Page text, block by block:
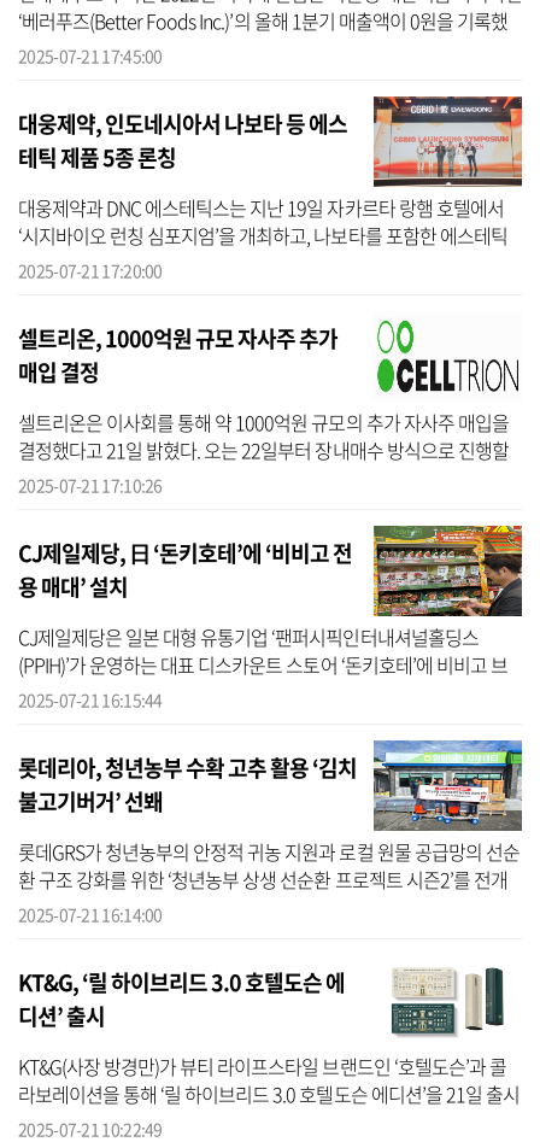
‘베러푸즈(Better Foods Inc.)’의 올해 1분기 매출액이 0원을 기록했
다. 지난해 브랜드를 알리기 위해 미국에서 열린 세계 최대 규모의 자
2025-07-21 17:45:00
대웅제약, 인도네시아서 나보타 등 에스
테틱 제품 5종 론칭
대웅제약과 DNC 에스테틱스는 지난 19일 자카르타 랑햄 호텔에서
‘시지바이오 런칭 심포지엄’을 개최하고, 나보타를 포함한 에스테틱
주요 제품 5종을 인도네시아 시장에 선보였다고 21일 밝혔다. 이번
2025-07-21 17:20:00
셀트리온, 1000억원 규모 자사주 추가
매입 결정
셀트리온은 이사회를 통해 약 1000억원 규모의 추가 자사주 매입을
결정했다고 21일 밝혔다. 오는 22일부터 장내매수 방식으로 진행할
예정이다. 셀트리온은 기업 성장에 대한 굳건한 확신과 기업의 내재
2025-07-21 17:10:26
CJ제일제당, 日 ‘돈키호테’에 ‘비비고 전
용 매대’ 설치
CJ제일제당은 일본 대형 유통기업 ‘팬퍼시픽인터내셔널홀딩스
(PPIH)’가 운영하는 대표 디스카운트 스토어 ‘돈키호테’에 비비고 브
랜드 전용 매대가 입점했다고 21일 밝혔다. 이를 통해 현지 소비자는
2025-07-21 16:15:44
롯데리아, 청년농부 수확 고추 활용 ‘김치
불고기버거’ 선봬
롯데GRS가 청년농부의 안정적 귀농 지원과 로컬 원물 공급망의 선순
환 구조 강화를 위한 ‘청년농부 상생 선순환 프로젝트 시즌2’를 전개
하며 ESG(환경·사회·지배구조) 경영을 확장한다고 21일 밝혔다. 롯
2025-07-21 16:14:00
KT&G, ‘릴 하이브리드 3.0 호텔도슨 에
디션’ 출시
KT&G(사장 방경만)가 뷰티 라이프스타일 브랜드인 ‘호텔도슨’과 콜
라보레이션을 통해 ‘릴 하이브리드 3.0 호텔도슨 에디션’을 21일 출시
한다고 밝혔다. 이번 에디션 제품은 ‘호텔도슨’의 감각적인 앤틱 패턴
2025-07-21 10:22:49